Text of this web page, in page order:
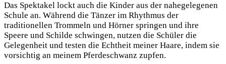
Das Spektakel lockt auch die Kinder aus der nahegelegenen
Schule an. Während die Tänzer im Rhythmus der
traditionellen Trommeln und Hörner springen und ihre
Speere und Schilde schwingen, nutzen die Schüler die
Gelegenheit und testen die Echtheit meiner Haare, indem sie
vorsichtig an meinem Pferdeschwanz zupfen.